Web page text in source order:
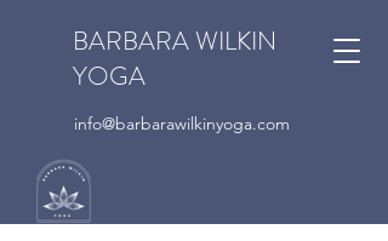
BARBARA WILKIN
YOGA
info@barbarawilkinyoga.com